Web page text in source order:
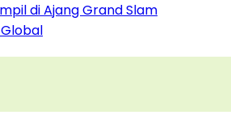
di Ajang Grand Slam
Global